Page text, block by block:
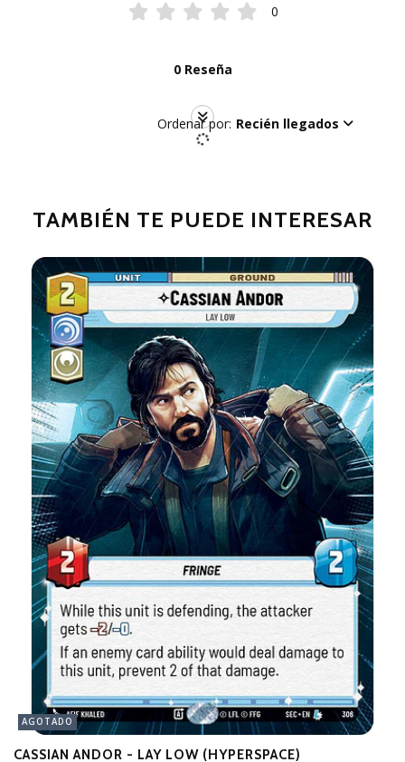
0
0 Reseña
Ordenar por: Recién llegados
TAMBIÉN TE PUEDE INTERESAR
AGOTADO
CASSIAN ANDOR - LAY LOW (HYPERSPACE)